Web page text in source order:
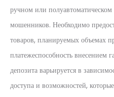
ручном или
мошенников. Необходимо
товаров, планируемых объемах
платежеспособность внесением
депозита варьируется в
доступа и возможностей,